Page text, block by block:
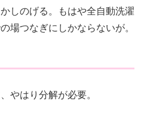
しのげる。もはや全自動洗濯
場つなぎにしかならないが。
やはり分解が必要。